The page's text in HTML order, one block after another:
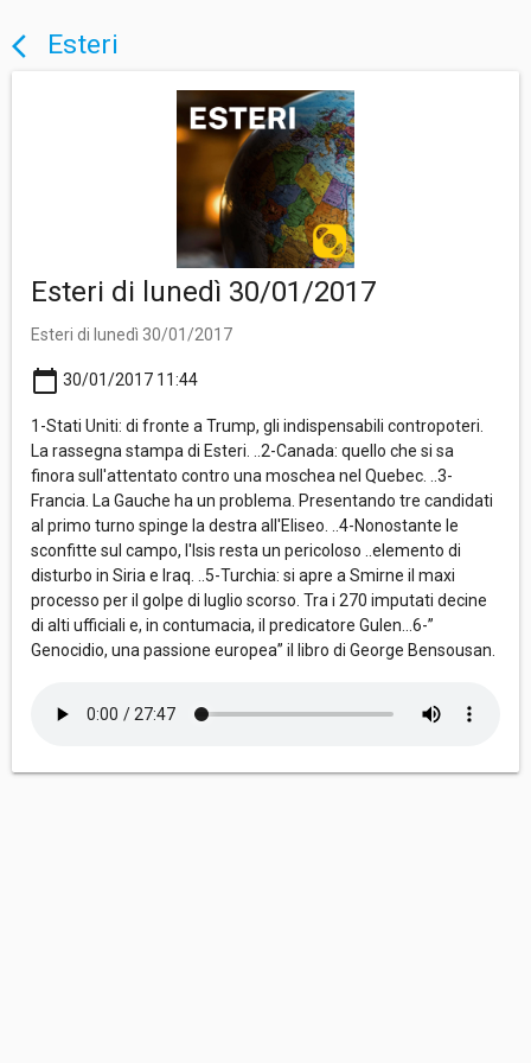
arrow_back_ios Esteri
Esteri di lunedì 30/01/2017
Esteri di lunedì 30/01/2017
calendar_today 30/01/2017 11:44
1-Stati Uniti: di fronte a Trump, gli indispensabili contropoteri.
La rassegna stampa di Esteri. ..2-Canada: quello che si sa
finora sull'attentato contro una moschea nel Quebec. ..3-
Francia. La Gauche ha un problema. Presentando tre candidati
al primo turno spinge la destra all'Eliseo. ..4-Nonostante le
sconfitte sul campo, l'Isis resta un pericoloso ..elemento di
disturbo in Siria e Iraq. ..5-Turchia: si apre a Smirne il maxi
processo per il golpe di luglio scorso. Tra i 270 imputati decine
di alti ufficiali e, in contumacia, il predicatore Gulen...6-”
Genocidio, una passione europea” il libro di George Bensousan.